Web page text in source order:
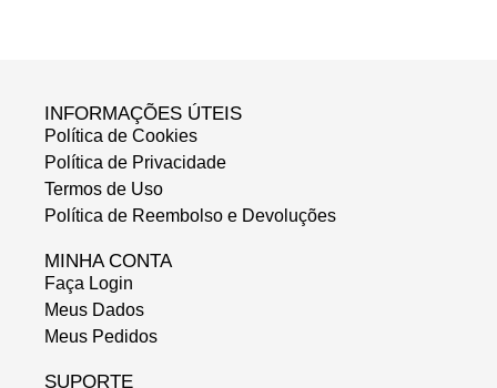
INFORMAÇÕES ÚTEIS
Política de Cookies
Política de Privacidade
Termos de Uso
Política de Reembolso e Devoluções
MINHA CONTA
Faça Login
Meus Dados
Meus Pedidos
SUPORTE